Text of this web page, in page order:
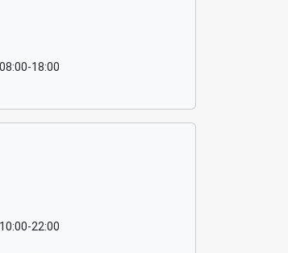
18:00
22:00